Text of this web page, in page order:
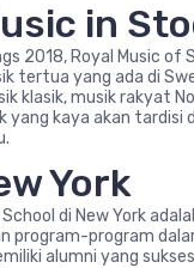
in
2018, Royal Music
tertua yang ada di
klasik, musik rakyat
yang kaya akan
York
di New York
program-program
alumni yang